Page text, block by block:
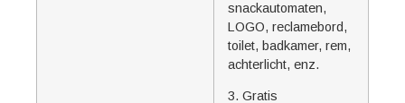
snackautomaten,
LOGO, reclamebord,
toilet, badkamer, rem,
achterlicht, enz.
3. Gratis